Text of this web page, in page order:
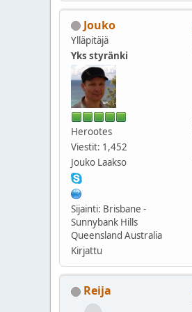
Jouko
Ylläpitäjä
Yks styränki
Herootes
Viestit: 1,452
Jouko Laakso
Sijainti: Brisbane -
Sunnybank Hills
Queensland Australia
Kirjattu
Reija